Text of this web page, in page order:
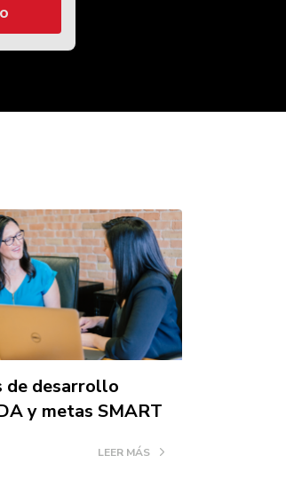
de desarrollo
y metas SMART
LEER MÁS